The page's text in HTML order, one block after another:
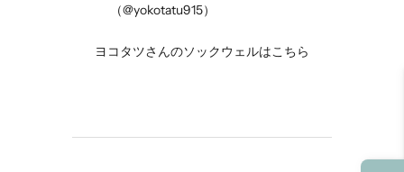
（@yokotatu915）
ヨコタツさんのソックウェルはこちら